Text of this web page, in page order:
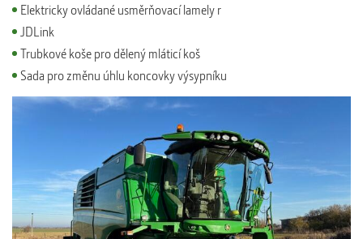
Elektricky ovládané usměrňovací lamely r
JDLink
Trubkové koše pro dělený mláticí koš
Sada pro změnu úhlu koncovky výsypníku